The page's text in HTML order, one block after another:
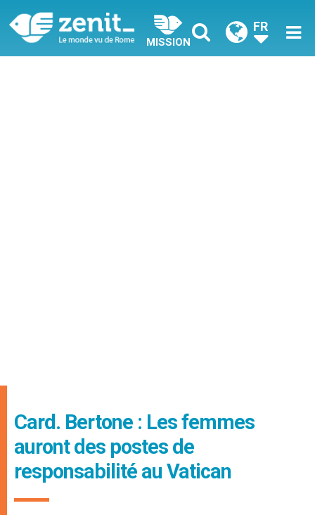
MISSION
FR
Card. Bertone : Les femmes
auront des postes de
responsabilité au Vatican